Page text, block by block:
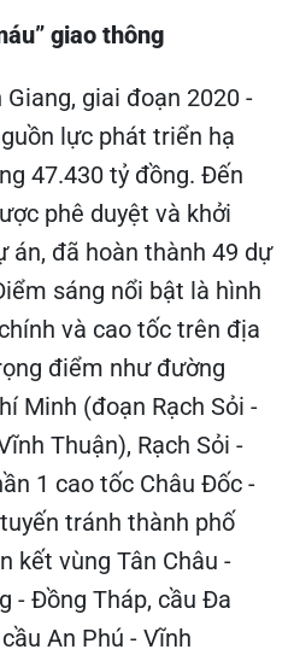
giao thông
giai đoạn 2020 -
lực phát triển hạ
47.430 tỷ đồng. Đến
phê duyệt và khởi
án, đã hoàn thành 49 dự
sáng nổi bật là hình
và cao tốc trên địa
điểm như đường
Minh (đoạn Rạch Sỏi -
Thuận), Rạch Sỏi -
1 cao tốc Châu Đốc -
tránh thành phố
kết vùng Tân Châu -
- Đồng Tháp, cầu Đa
An Phú - Vĩnh